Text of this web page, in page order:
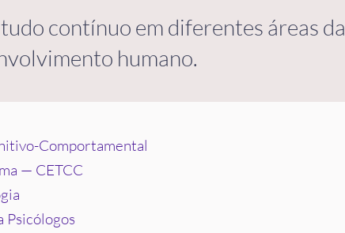
contínuo em diferentes áreas da
humano.
Comportamental
— CETCC
Psicólogos